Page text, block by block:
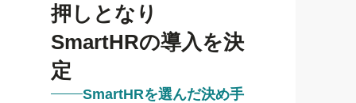
押しとなり
SmartHRの導入を決
定
SmartHRを選んだ決め手